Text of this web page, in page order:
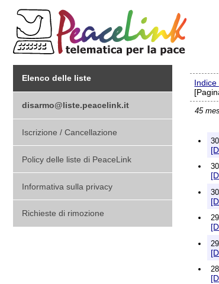
Elenco delle liste
disarmo@liste.peacelink.it
Iscrizione / Cancellazione
Policy delle liste di PeaceLink
Informativa sulla privacy
Richieste di rimozione
Indice
45